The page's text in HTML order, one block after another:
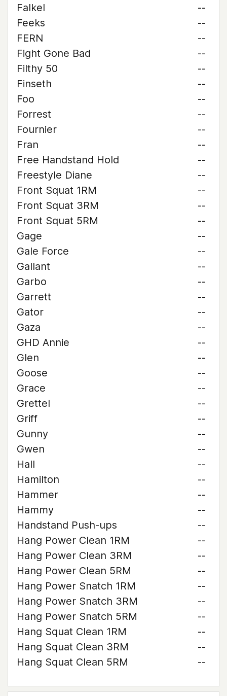
Falkel
--
Feeks
--
FERN
--
Fight Gone Bad
--
Filthy 50
--
Finseth
--
Foo
--
Forrest
--
Fournier
--
Fran
--
Free Handstand Hold
--
Freestyle Diane
--
Front Squat 1RM
--
Front Squat 3RM
--
Front Squat 5RM
--
Gage
--
Gale Force
--
Gallant
--
Garbo
--
Garrett
--
Gator
--
Gaza
--
GHD Annie
--
Glen
--
Goose
--
Grace
--
Grettel
--
Griff
--
Gunny
--
Gwen
--
Hall
--
Hamilton
--
Hammer
--
Hammy
--
Handstand Push-ups
--
Hang Power Clean 1RM
--
Hang Power Clean 3RM
--
Hang Power Clean 5RM
--
Hang Power Snatch 1RM
--
Hang Power Snatch 3RM
--
Hang Power Snatch 5RM
--
Hang Squat Clean 1RM
--
Hang Squat Clean 3RM
--
Hang Squat Clean 5RM
--